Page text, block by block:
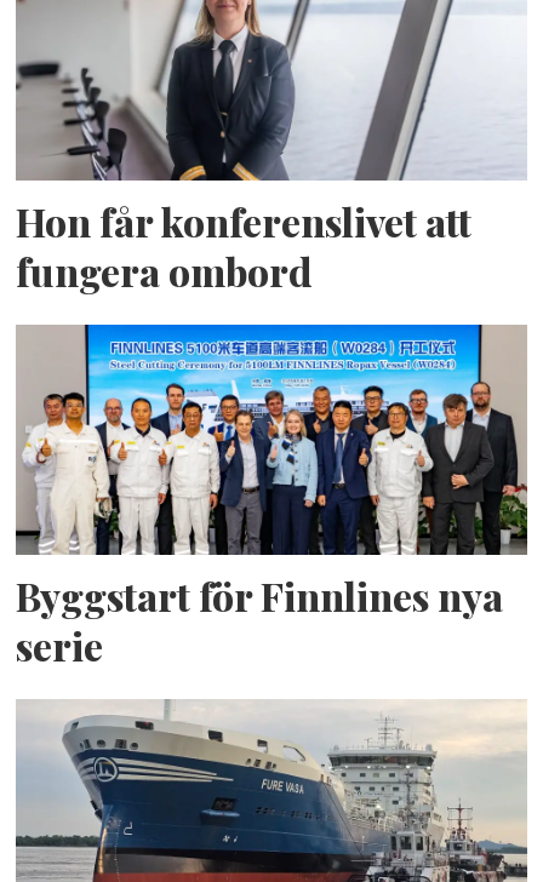
Hon får konferenslivet att
fungera ombord
Byggstart för Finnlines nya
serie